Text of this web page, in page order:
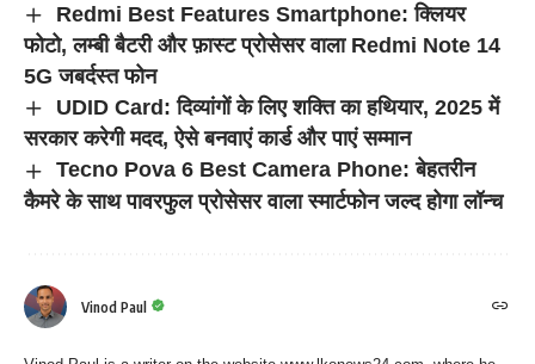
Redmi Best Features Smartphone: क्लियर
फोटो, लम्बी बैटरी और फ़ास्ट प्रोसेसर वाला Redmi Note 14
5G जबर्दस्त फोन
UDID Card: दिव्यांगों के लिए शक्ति का हथियार, 2025 में
सरकार करेगी मदद, ऐसे बनवाएं कार्ड और पाएं सम्मान
Tecno Pova 6 Best Camera Phone: बेहतरीन
कैमरे के साथ पावरफुल प्रोसेसर वाला स्मार्टफोन जल्द होगा लॉन्च
Vinod Paul